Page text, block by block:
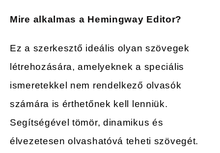
Mire alkalmas a Hemingway Editor?
Ez a szerkesztő ideális olyan szövegek
létrehozására, amelyeknek a speciális
ismeretekkel nem rendelkező olvasók
számára is érthetőnek kell lenniük.
Segítségével tömör, dinamikus és
élvezetesen olvashatóvá teheti szövegét.